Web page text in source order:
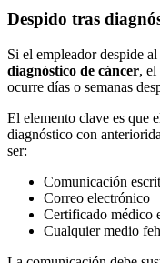
Despido tras
Si el empleador despide
diagnóstico de cáncer, el
ocurre días o semanas
El elemento clave es que
diagnóstico con
ser:
Comunicación
Correo electrónico
Certificado médico
Cualquier medio